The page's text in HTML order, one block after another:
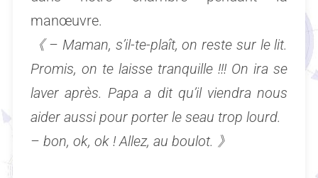
manœuvre.
《 – Maman, s’il-te-plaît, on reste sur le lit.
Promis, on te laisse tranquille !!! On ira se
laver après. Papa a dit qu’il viendra nous
aider aussi pour porter le seau trop lourd.
– bon, ok, ok ! Allez, au boulot. 》